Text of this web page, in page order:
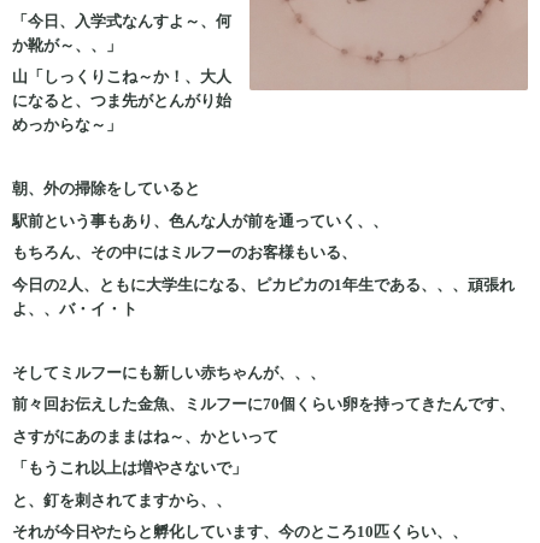
「今日、入学式なんすよ～、何
か靴が～、、」
山「しっくりこね～か！、大人
になると、つま先がとんがり始
めっからな～」
朝、外の掃除をしていると
駅前という事もあり、色んな人が前を通っていく、、
もちろん、その中にはミルフーのお客様もいる、
今日の2人、ともに大学生になる、ピカピカの1年生である、、、頑張れ
よ、、バ・イ・ト
そしてミルフーにも新しい赤ちゃんが、、、
前々回お伝えした金魚、ミルフーに70個くらい卵を持ってきたんです、
さすがにあのままはね～、かといって
「もうこれ以上は増やさないで」
と、釘を刺されてますから、、
それが今日やたらと孵化しています、今のところ10匹くらい、、